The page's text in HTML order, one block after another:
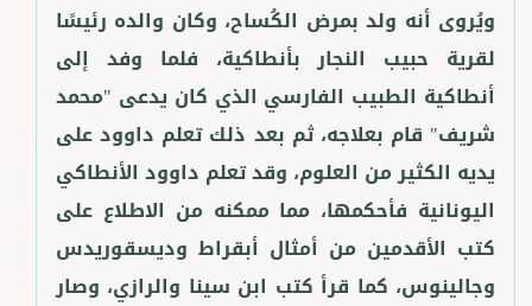
ويُروى أنه ولد بمرض الكُساح، وكان والده رئيسًا
لقرية حبيب النجار بأنطاكية، فلما وفد إلى
أنطاكية الطبيب الفارسي الذي كان يدعى "محمد
شريف" قام بعلاجه، ثم بعد ذلك تعلم داوود على
يديه الكثير من العلوم، وقد تعلم داوود الأنطاكي
اليونانية فأحكمها، مما ممكنه من الاطلاع على
كتب الأقدمين من أمثال أبقراط وديسقوريدس
وجالينوس، كما قرأ كتب ابن سينا والرازي، وصار